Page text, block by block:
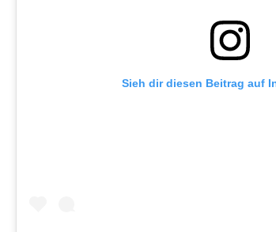
Sieh dir diesen Beitrag auf